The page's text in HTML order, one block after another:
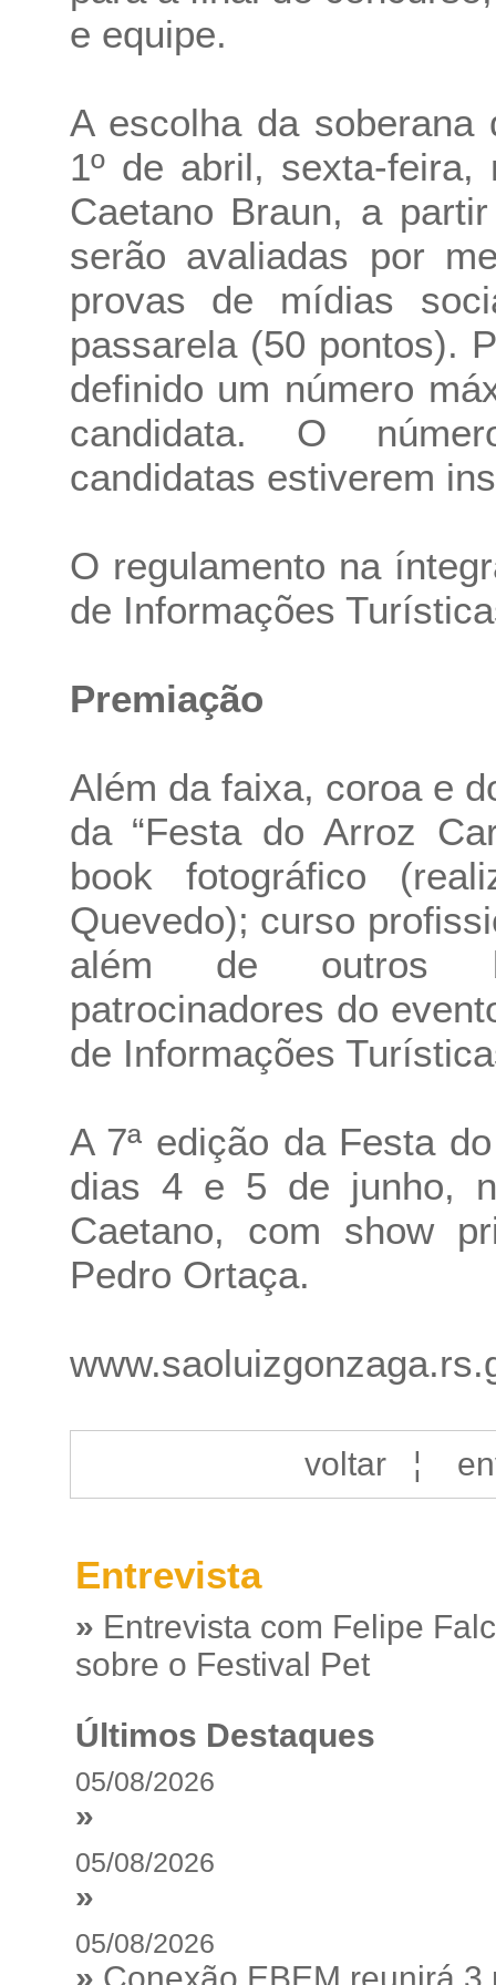
e equipe.
A escolha da
1º de abril, sexta-
Caetano Braun, a
serão avaliadas por
provas de mídias
passarela (50 pontos).
definido um número
candidata. O
candidatas estiverem
O regulamento na
de Informações
Premiação
Além da faixa, coroa e
da “Festa do Arroz
book fotográfico
Quevedo); curso
além de outros
patrocinadores do
de Informações
A 7ª edição da Festa
dias 4 e 5 de junho,
Caetano, com show
Pedro Ortaça.
voltar¦
Entrevista
» Entrevista com Felipe
sobre o Festival Pet
Últimos Destaques
05/08/2026
»
05/08/2026
»
05/08/2026